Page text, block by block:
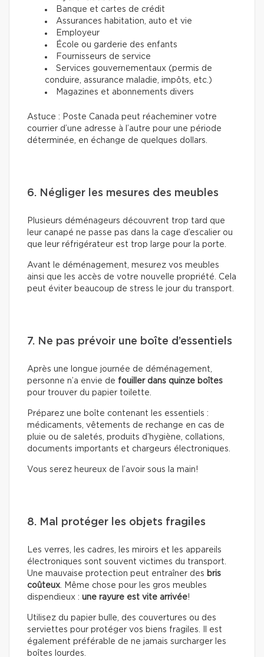
Banque et cartes de crédit
Assurances habitation, auto et vie
Employeur
École ou garderie des enfants
Fournisseurs de service
Services gouvernementaux (permis de
conduire, assurance maladie, impôts, etc.)
Magazines et abonnements divers
Astuce : Poste Canada peut réacheminer votre
courrier d’une adresse à l’autre pour une période
déterminée, en échange de quelques dollars.
6. Négliger les mesures des meubles
Plusieurs déménageurs découvrent trop tard que
leur canapé ne passe pas dans la cage d’escalier ou
que leur réfrigérateur est trop large pour la porte.
Avant le déménagement, mesurez vos meubles
ainsi que les accès de votre nouvelle propriété. Cela
peut éviter beaucoup de stress le jour du transport.
7. Ne pas prévoir une boîte d’essentiels
Après une longue journée de déménagement,
personne n’a envie de fouiller dans quinze boîtes
pour trouver du papier toilette.
Préparez une boîte contenant les essentiels :
médicaments, vêtements de rechange en cas de
pluie ou de saletés, produits d’hygiène, collations,
documents importants et chargeurs électroniques.
Vous serez heureux de l’avoir sous la main!
8. Mal protéger les objets fragiles
Les verres, les cadres, les miroirs et les appareils
électroniques sont souvent victimes du transport.
Une mauvaise protection peut entraîner des bris
coûteux. Même chose pour les gros meubles
dispendieux : une rayure est vite arrivée!
Utilisez du papier bulle, des couvertures ou des
serviettes pour protéger vos biens fragiles. Il est
également préférable de ne jamais surcharger les
boîtes lourdes.